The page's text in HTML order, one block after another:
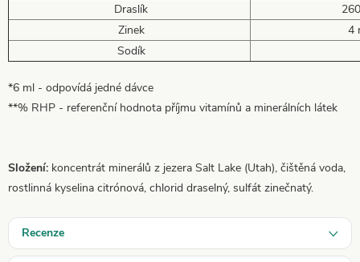
Draslík
Zinek
4
Sodík
*6 ml - odpovídá jedné dávce
**% RHP - referenční hodnota příjmu vitamínů a minerálních látek
Složení: koncentrát minerálů z jezera Salt Lake (Utah), čištěná voda,
rostlinná kyselina citrónová, chlorid draselný, sulfát zinečnatý.
Recenze